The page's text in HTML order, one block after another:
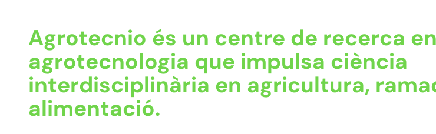
Agrotecnio és un centre de recerca en
agrotecnologia que impulsa ciència
interdisciplinària en agricultura,
alimentació.